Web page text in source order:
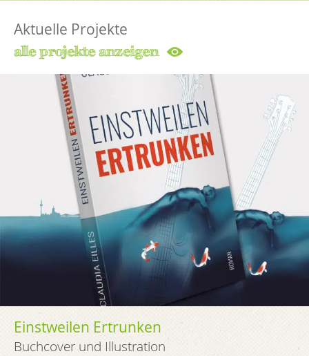
Aktuelle Projekte
alle projekte anzeigen
Einstweilen Ertrunken
Buchcover und Illustration